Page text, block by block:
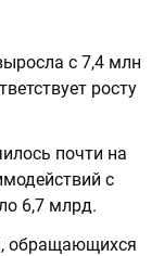
с 7,4 млн
росту
почти на
с
6,7 млрд.
обращающихся